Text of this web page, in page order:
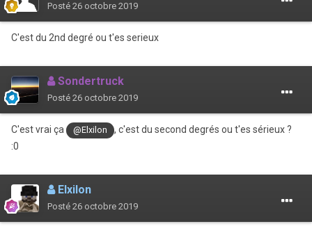
Posté 26 octobre 2019
C'est du 2nd degré ou t'es serieux
Sondertruck
Posté 26 octobre 2019
C'est vrai ça @Elxilon
, c'est du second degrés ou t'es sérieux ?
:0
Elxilon
Posté 26 octobre 2019